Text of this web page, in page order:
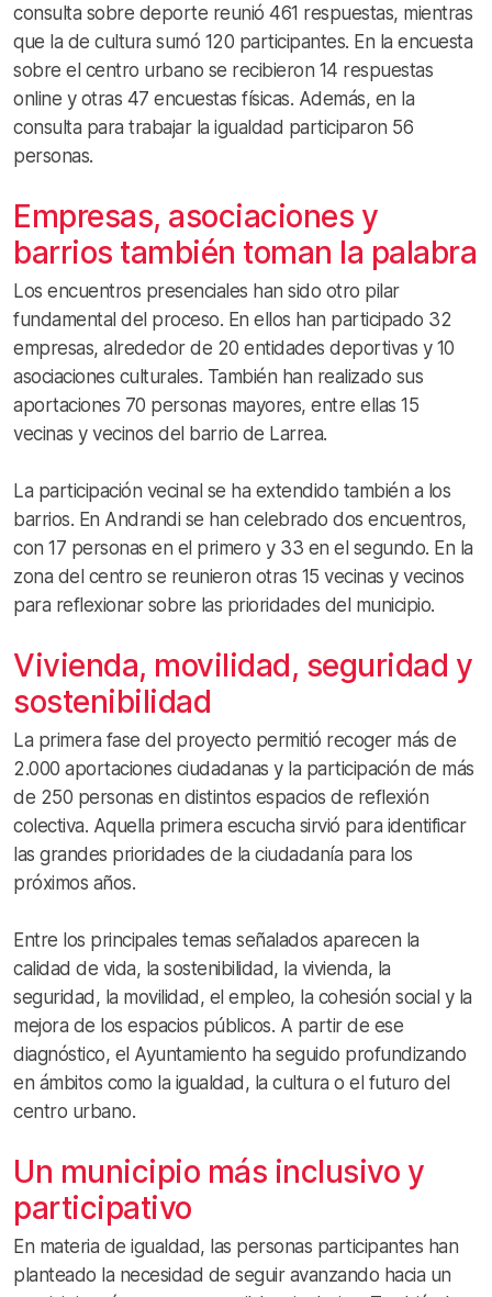
consulta sobre deporte reunió 461 respuestas, mientras
que la de cultura sumó 120 participantes. En la encuesta
sobre el centro urbano se recibieron 14 respuestas
online y otras 47 encuestas físicas. Además, en la
consulta para trabajar la igualdad participaron 56
personas.
Empresas, asociaciones y
barrios también toman la palabra
Los encuentros presenciales han sido otro pilar
fundamental del proceso. En ellos han participado 32
empresas, alrededor de 20 entidades deportivas y 10
asociaciones culturales. También han realizado sus
aportaciones 70 personas mayores, entre ellas 15
vecinas y vecinos del barrio de Larrea.
La participación vecinal se ha extendido también a los
barrios. En Andrandi se han celebrado dos encuentros,
con 17 personas en el primero y 33 en el segundo. En la
zona del centro se reunieron otras 15 vecinas y vecinos
para reflexionar sobre las prioridades del municipio.
Vivienda, movilidad, seguridad y
sostenibilidad
La primera fase del proyecto permitió recoger más de
2.000 aportaciones ciudadanas y la participación de más
de 250 personas en distintos espacios de reflexión
colectiva. Aquella primera escucha sirvió para identificar
las grandes prioridades de la ciudadanía para los
próximos años.
Entre los principales temas señalados aparecen la
calidad de vida, la sostenibilidad, la vivienda, la
seguridad, la movilidad, el empleo, la cohesión social y la
mejora de los espacios públicos. A partir de ese
diagnóstico, el Ayuntamiento ha seguido profundizando
en ámbitos como la igualdad, la cultura o el futuro del
centro urbano.
Un municipio más inclusivo y
participativo
En materia de igualdad, las personas participantes han
planteado la necesidad de seguir avanzando hacia un